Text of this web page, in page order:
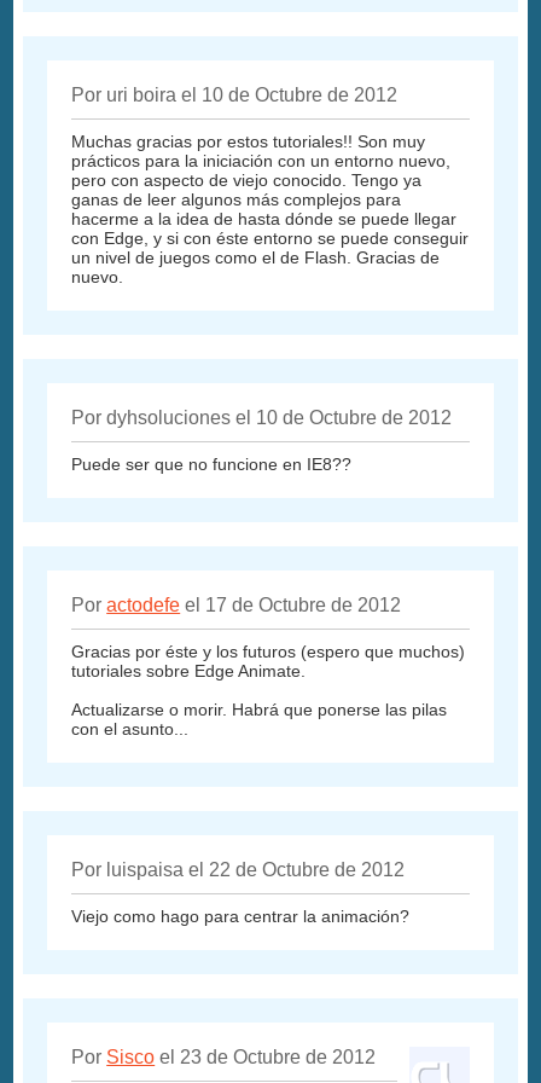
Por uri boira el 10 de Octubre de 2012
Muchas gracias por estos tutoriales!! Son muy
prácticos para la iniciación con un entorno nuevo,
pero con aspecto de viejo conocido. Tengo ya
ganas de leer algunos más complejos para
hacerme a la idea de hasta dónde se puede llegar
con Edge, y si con éste entorno se puede conseguir
un nivel de juegos como el de Flash. Gracias de
nuevo.
Por dyhsoluciones el 10 de Octubre de 2012
Puede ser que no funcione en IE8??
Poractodefe el 17 de Octubre de 2012
Gracias por éste y los futuros (espero que muchos)
tutoriales sobre Edge Animate.
Actualizarse o morir. Habrá que ponerse las pilas
con el asunto...
Por luispaisa el 22 de Octubre de 2012
Viejo como hago para centrar la animación?
Por Sisco el 23 de Octubre de 2012